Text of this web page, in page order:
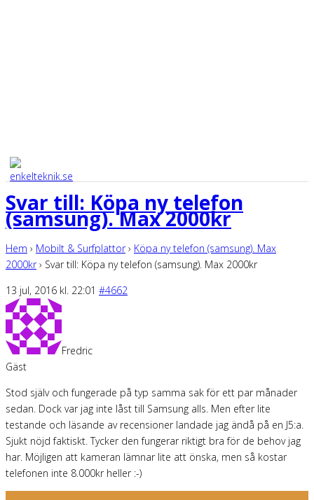
Svar till: Köpa ny telefon
(samsung). Max 2000kr
Hem › Mobilt & Surfplattor › Köpa ny telefon (samsung). Max
2000kr › Svar till: Köpa ny telefon (samsung). Max 2000kr
13 jul, 2016 kl. 22:01 #4662
Fredric
Gäst
Stod själv och fungerade på typ samma sak för ett par månader
sedan. Dock var jag inte låst till Samsung alls. Men efter lite
testande och läsande av recensioner landade jag ändå på en J5:a.
Sjukt nöjd faktiskt. Tycker den fungerar riktigt bra för de behov jag
har. Möjligen att kameran lämnar lite att önska, men så kostar
telefonen inte 8.000kr heller :-)